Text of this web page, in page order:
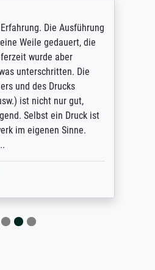
Die Ausführung
Weile gedauert, die
wurde aber
unterschritten. Die
und des Drucks
ist nicht nur gut,
Selbst ein Druck ist
im eigenen Sinne.